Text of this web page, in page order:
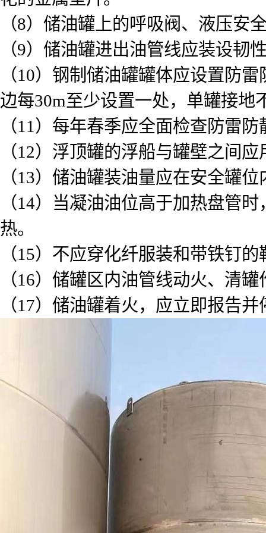
（8）储油罐上的呼吸阀、液压安
（9）储油罐进出油管线应装设韧
（10）钢制储油罐罐体应设置防
边每30m至少设置一处，单罐接地
（11）每年春季应全面检查防雷
（12）浮顶罐的浮船与罐壁之间
（13）储油罐装油量应在安全罐
（14）当凝油油位高于加热盘管
热。
（15）不应穿化纤服装和带铁钉
（16）储罐区内油管线动火、清
（17）储油罐着火，应立即报告